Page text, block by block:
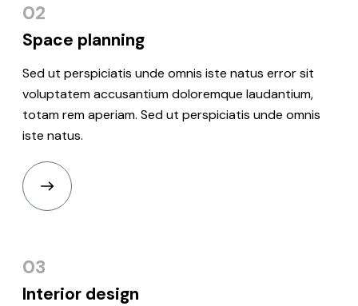
02
Space planning
Sed ut perspiciatis unde omnis iste natus error sit
voluptatem accusantium doloremque laudantium,
totam rem aperiam. Sed ut perspiciatis unde omnis
iste natus.
03
Interior design